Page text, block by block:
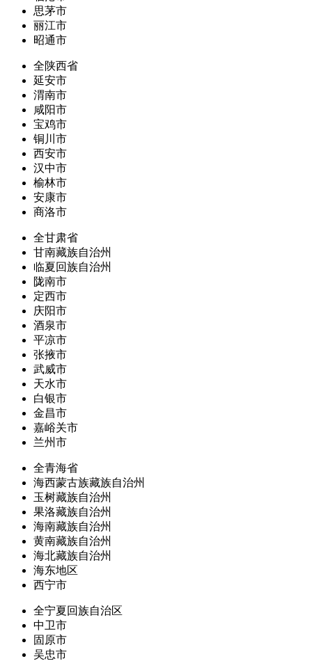
思茅市
丽江市
昭通市
全陕西省
延安市
渭南市
咸阳市
宝鸡市
铜川市
西安市
汉中市
榆林市
安康市
商洛市
全甘肃省
甘南藏族自治州
临夏回族自治州
陇南市
定西市
庆阳市
酒泉市
平凉市
张掖市
武威市
天水市
白银市
金昌市
嘉峪关市
兰州市
全青海省
海西蒙古族藏族自治州
玉树藏族自治州
果洛藏族自治州
海南藏族自治州
黄南藏族自治州
海北藏族自治州
海东地区
西宁市
全宁夏回族自治区
中卫市
固原市
吴忠市